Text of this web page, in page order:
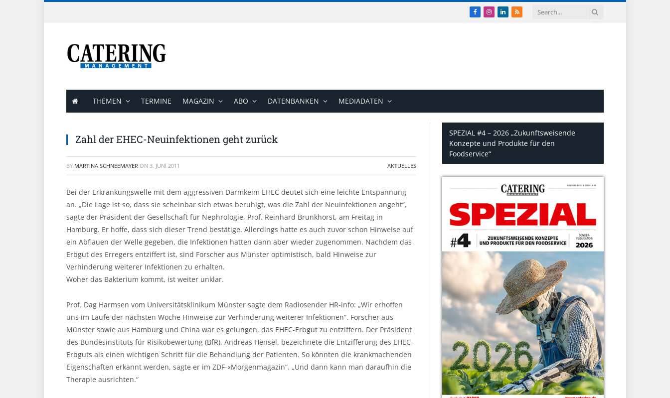
Facebook
Instagram
LinkedIn
RSS
THEMEN TERMINE MAGAZIN ABO DATENBANKEN MEDIADATEN
Zahl der EHEC-Neuinfektionen geht zurück
BY MARTINA SCHNEEMAYER ON 3. JUNI 2011 AKTUELLES
Bei der Erkrankungswelle mit dem aggressiven Darmkeim EHEC deutet sich eine leichte Entspannung
an. „Die Lage ist so, dass sie scheinbar sich etwas beruhigt, was die Zahl der Neuinfektionen angeht“,
sagte der Präsident der Gesellschaft für Nephrologie, Prof. Reinhard Brunkhorst, am Freitag in
Hamburg. Er hoffe, dass sich dieser Trend bestätige. Allerdings hatte es auch zuvor schon Hinweise auf
ein Abflauen der Welle gegeben, die Infektionen hatten dann aber wieder zugenommen. Nachdem das
Erbgut des Erregers entziffert ist, sind Forscher aus Münster optimistisch, bald Hinweise zur
Verhinderung weiterer Infektionen zu erhalten.
Woher das Bakterium kommt, ist weiter unklar.
Prof. Dag Harmsen vom Universitätsklinikum Münster sagte dem Radiosender HR-info: „Wir erhoffen
uns im Laufe der nächsten Woche Hinweise zur Verhinderung weiterer Infektionen“. Forscher aus
Münster sowie aus Hamburg und China war es gelungen, das EHEC-Erbgut zu entziffern. Der Präsident
des Bundesinstituts für Risikobewertung (BfR), Andreas Hensel, bezeichnete die Entzifferung des EHEC-
Erbguts als einen wichtigen Schritt für die Behandlung der Patienten. So könnten die krankmachenden
Eigenschaften erkannt werden, sagte er im ZDF-«Morgenmagazin“. „Und dann kann man daraufhin die
Therapie ausrichten.“
SPEZIAL #4 – 2026 „Zukunftsweisende
Konzepte und Produkte für den
Foodservice“